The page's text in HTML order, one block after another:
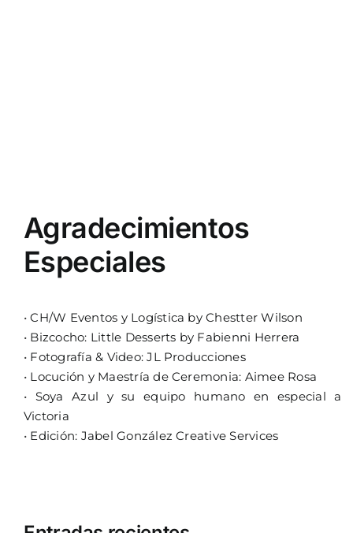
Agradecimientos
Especiales
•CH/W Eventos y Logística by Chestter Wilson
• Bizcocho: Little Desserts by Fabienni Herrera
• Fotografía & Video: JL Producciones
• Locución y Maestría de Ceremonia: Aimee Rosa
• Soya Azul y su equipo humano en especial a
Victoria
• Edición: Jabel González Creative Services